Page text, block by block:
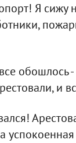
Я сижу
обошлось
и